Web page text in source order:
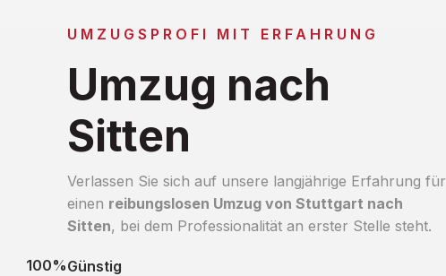
UMZUGSPROFI MIT ERFAHRUNG
Umzug nach
Sitten
Verlassen Sie sich auf unsere langjährige Erfahrung für
einen reibungslosen Umzug von Stuttgart nach
Sitten, bei dem Professionalität an erster Stelle steht.
Günstig
100%